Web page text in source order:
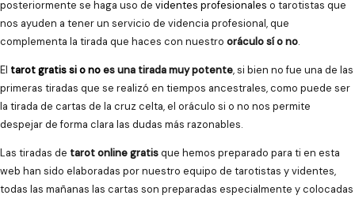
posteriormente se haga uso de videntes profesionales o tarotistas que
nos ayuden a tener un servicio de videncia profesional, que
complementa la tirada que haces con nuestro oráculo sí o no.
El tarot gratis si o noes una tirada muy potente, si bien no fue una de las
primeras tiradas que se realizó en tiempos ancestrales, como puede ser
la tirada de cartas de la cruz celta, el oráculo si o no nos permite
despejar de forma clara las dudas más razonables.
Las tiradas de tarot online gratisque hemos preparado para ti en esta
web han sido elaboradas por nuestro equipo de tarotistas y videntes,
todas las mañanas las cartas son preparadas especialmente y colocadas